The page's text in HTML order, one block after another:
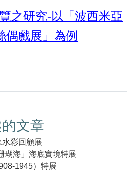
之研究-以「波西米亞
偶戲展」為例
文章
彩回顧展
瑚海」海底實境特展
1945）特展